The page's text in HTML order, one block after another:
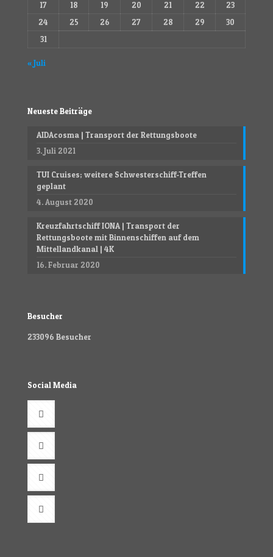
17
18 19 20 21 22
23
24
25 26 27 28 29
30
31
« Juli
Neueste Beiträge
AIDAcosma | Transport der Rettungsboote
3. Juli 2021
TUI Cruises; weitere Schwesterschiff-Treffen
geplant
4. August 2020
Kreuzfahrtschiff IONA | Transport der
Rettungsboote mit Binnenschiffen auf dem
Mittellandkanal | 4K
16. Februar 2020
Besucher
233096 Besucher
Social Media